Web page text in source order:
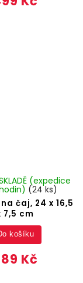
čaj, 24 x 16,5
7,5 cm
(expedice
(24 ks)
Kč
košíku